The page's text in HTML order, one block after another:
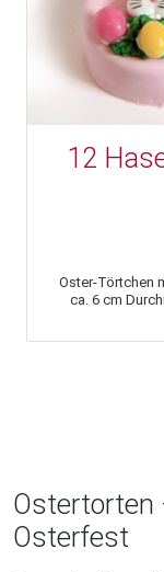
12
Oster-Törtchen
ca. 6 cm
Ostertorten
Osterfest